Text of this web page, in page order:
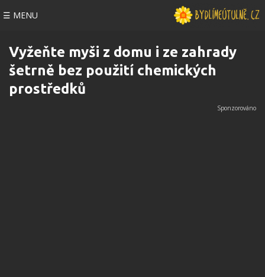
☰ MENU
Vyžeňte myši z domu i ze zahrady
šetrně bez použití chemických
prostředků